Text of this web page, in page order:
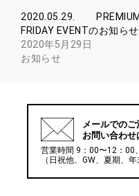
2020.05.29.
FRIDAY EVENTのお知らせ
2020年5月29日
お知らせ
メールでのご
お問い合わ
営業時間 9：00〜12：00
（日祝他、GW、夏期、